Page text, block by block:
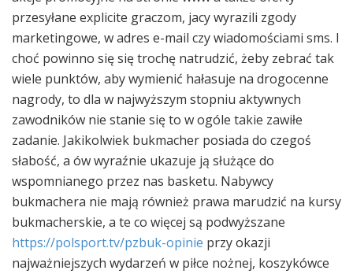
przesyłane explicite graczom, jacy wyrazili zgody
marketingowe, w adres e-mail czy wiadomościami sms. I
choć powinno się się trochę natrudzić, żeby zebrać tak
wiele punktów, aby wymienić hałasuje na drogocenne
nagrody, to dla w najwyższym stopniu aktywnych
zawodników nie stanie się to w ogóle takie zawiłe
zadanie. Jakikolwiek bukmacher posiada do czegoś
słabość, a ów wyraźnie ukazuje ją służące do
wspomnianego przez nas basketu. Nabywcy
bukmachera nie mają również prawa marudzić na kursy
bukmacherskie, a te co więcej są podwyższane
https://polsport.tv/pzbuk-opinie przy okazji
najważniejszych wydarzeń w piłce nożnej, koszykówce